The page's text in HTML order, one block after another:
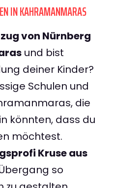
IN KAHRAMANMARAS
von Nürnberg
und bist
deiner Kinder?
Schulen und
die
könnten, dass du
möchtest.
Kruse aus
so